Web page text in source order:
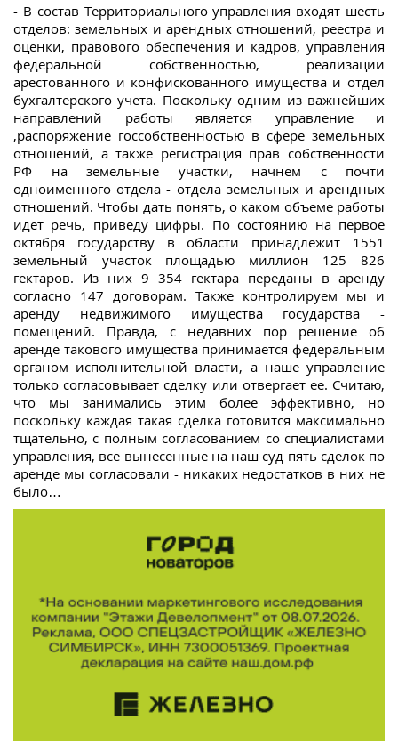
- В состав Территориального управления входят шесть
отделов: земельных и арендных отношений, реестра и
оценки, правового обеспечения и кадров, управления
федеральной собственностью, реализации
арестованного и конфискованного имущества и отдел
бухгалтерского учета. Поскольку одним из важнейших
направлений работы является управление и
,распоряжение госсобственностью в сфере земельных
отношений, а также регистрация прав собственности
РФ на земельные участки, начнем с почти
одноименного отдела - отдела земельных и арендных
отношений. Чтобы дать понять, о каком объеме работы
идет речь, приведу цифры. По состоянию на первое
октября государству в области принадлежит 1551
земельный участок площадью миллион 125 826
гектаров. Из них 9 354 гектара переданы в аренду
согласно 147 договорам. Также контролируем мы и
аренду недвижимого имущества государства -
помещений. Правда, с недавних пор решение об
аренде такового имущества принимается федеральным
органом исполнительной власти, а наше управление
только согласовывает сделку или отвергает ее. Считаю,
что мы занимались этим более эффективно, но
поскольку каждая такая сделка готовится максимально
тщательно, с полным согласованием со специалистами
управления, все вынесенные на наш суд пять сделок по
аренде мы согласовали - никаких недостатков в них не
было…